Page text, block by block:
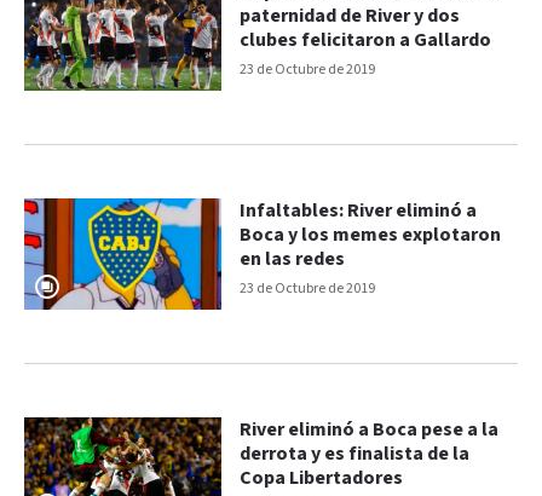
23 de Octubre de 2019
paternidad de River y dos
clubes felicitaron a Gallardo
23 de Octubre de 2019
Infaltables: River eliminó a
Boca y los memes explotaron
en las redes
River eliminó a Boca pese a la
derrota y es finalista de la
Copa Libertadores